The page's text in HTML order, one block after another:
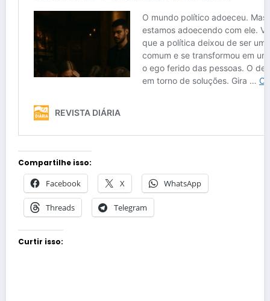
Compartilhe isso:
Facebook X WhatsApp
Threads Telegram
Curtir isso: